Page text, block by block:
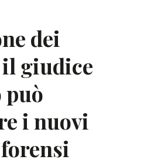
dei
giudice
i nuovi